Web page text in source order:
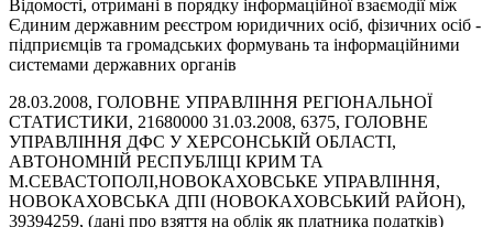
Відомості, отримані в порядку інформаційної взаємодії між
Єдиним державним реєстром юридичних осіб, фізичних осіб -
підприємців та громадських формувань та інформаційними
системами державних органів
28.03.2008, ГОЛОВНЕ УПРАВЛІННЯ РЕГІОНАЛЬНОЇ
СТАТИСТИКИ, 21680000 31.03.2008, 6375, ГОЛОВНЕ
УПРАВЛIННЯ ДФС У ХЕРСОНСЬКIЙ ОБЛАСТI,
АВТОНОМНIЙ РЕСПУБЛIЦI КРИМ ТА
М.СЕВАСТОПОЛI,НОВОКАХОВСЬКЕ УПРАВЛIННЯ,
НОВОКАХОВСЬКА ДПI (НОВОКАХОВСЬКИЙ РАЙОН),
39394259, (дані про взяття на облік як платника податків)